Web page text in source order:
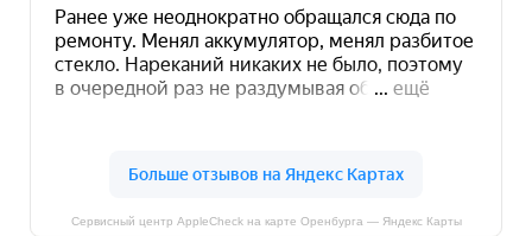
Сервисный центр AppleCheck на карте Оренбурга — Яндекс Карты